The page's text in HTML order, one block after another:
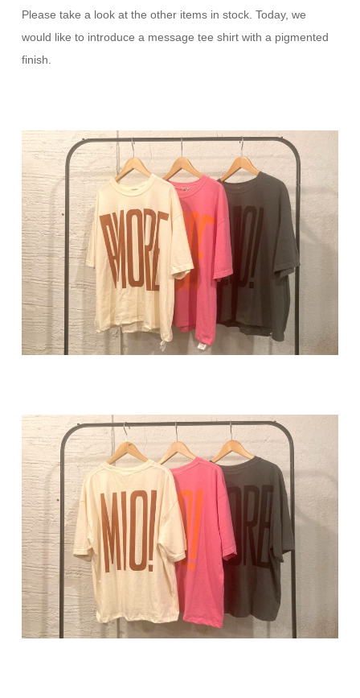
Please take a look at the other items in stock. Today, we
would like to introduce a message tee shirt with a pigmented
finish.